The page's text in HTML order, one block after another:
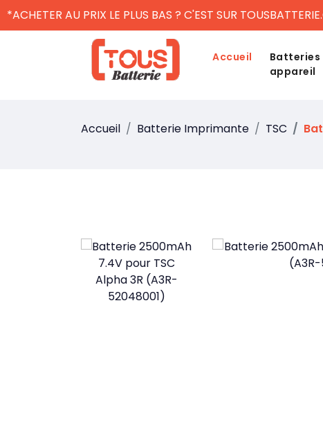
*ACHETER AU PRIX LE PLUS BAS ? C'EST SUR
Accueil
Batteries
appareil
Accueil Batterie Imprimante TSC